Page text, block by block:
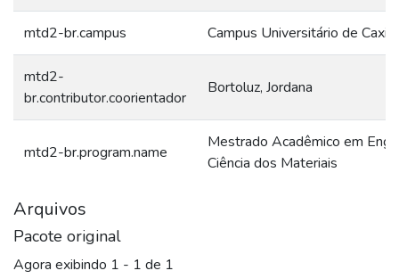
mtd2-br.campus Campus Universitário de
mtd2-
br.contributor.coorientador
Bortoluz, Jordana
mtd2-br.program.name
Mestrado Acadêmico em
Ciência dos Materiais
Arquivos
Pacote original
Agora exibindo 1 - 1 de 1